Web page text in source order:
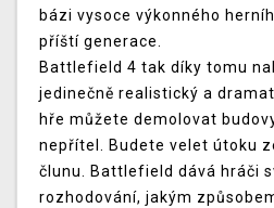
bázi vysoce výkonného
příští generace.
Battlefield 4 tak díky tomu
jedinečně realistický a
hře můžete demolovat
nepřítel. Budete velet útoku
člunu. Battlefield dává hráči
rozhodování, jakým